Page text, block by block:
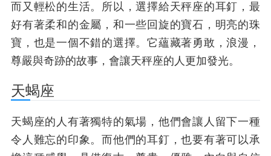
而又輕松的生活。所以，選擇給天秤座的耳釘，最
好有著柔和的金屬，和一些回旋的寶石，明亮的珠
寶，也是一個不錯的選擇。它蘊藏著勇敢，浪漫，
尊嚴與奇跡的故事，會讓天秤座的人更加發光。
天蝎座
天蝎座的人有著獨特的氣場，他們會讓人留下一種
令人難忘的印象。而他們的耳釘，也要有著可以承